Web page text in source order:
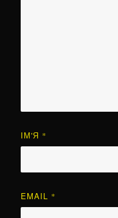
ІМ'Я *
EMAIL *